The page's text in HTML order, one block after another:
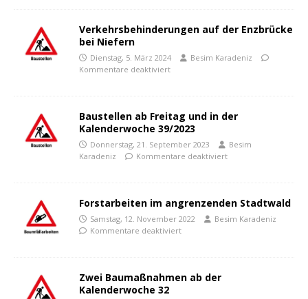
Verkehrsbehinderungen auf der Enzbrücke
bei Niefern
Dienstag, 5. März 2024
Besim Karadeniz
Kommentare deaktiviert
Baustellen ab Freitag und in der
Kalenderwoche 39/2023
Donnerstag, 21. September 2023
Besim
Karadeniz
Kommentare deaktiviert
Forstarbeiten im angrenzenden Stadtwald
Samstag, 12. November 2022
Besim Karadeniz
Kommentare deaktiviert
Zwei Baumaßnahmen ab der
Kalenderwoche 32